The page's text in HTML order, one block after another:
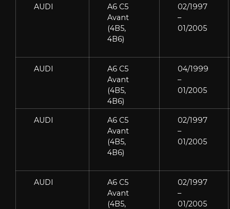
AUDI
A6 C5
Avant
(4B5,
4B6)
02/1997
–
01/2005
AUDI
A6 C5
Avant
(4B5,
4B6)
04/1999
–
01/2005
AUDI
A6 C5
Avant
(4B5,
4B6)
02/1997
–
01/2005
AUDI
A6 C5
Avant
(4B5,
02/1997
–
01/2005